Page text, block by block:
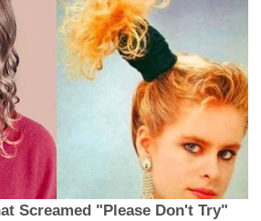
Screamed "Please Don't Try"